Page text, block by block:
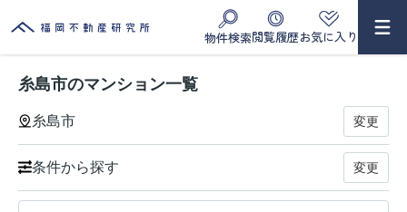
物件検索閲覧履歴お気に入り
糸島市のマンション一覧
糸島市 変更
条件から探す 変更